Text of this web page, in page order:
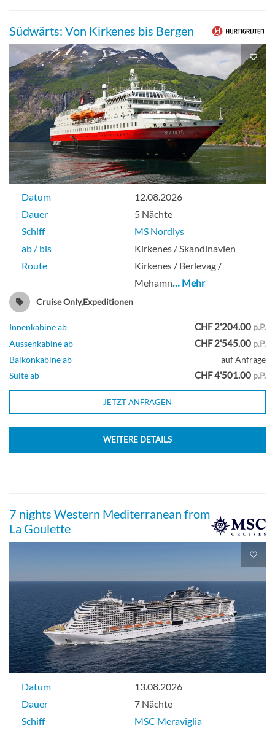
Zweibett außen-[I]
Aussenkabine
Einzel außen-[J]
Zweibett-Suite-[K]
Südwärts: Von Kirkenes bis Bergen
Datum
12.08.2026
Dauer
5 Nächte
Schiff
MS Nordlys
ab / bis
Kirkenes / Skandinavien
Route
Kirkenes / Berlevag /
Mehamn… Mehr
Cruise Only,Expeditionen
Innenkabine ab CHF 2'204.00 p.P.
Aussenkabine ab
CHF 2'545.00 p.P.
Balkonkabine ab
auf Anfrage
Suite ab
CHF 4'501.00 p.P.
JETZT ANFRAGEN
WEITERE DETAILS
7 nights Western Mediterranean from
La Goulette
Datum
13.08.2026
Dauer
7 Nächte
Schiff
MSC Meraviglia